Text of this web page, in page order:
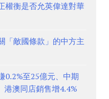
權衡是否允英偉達對華
「敵國條款」的中方主
0.2%至25億元、中期
澳同店銷售增4.4%